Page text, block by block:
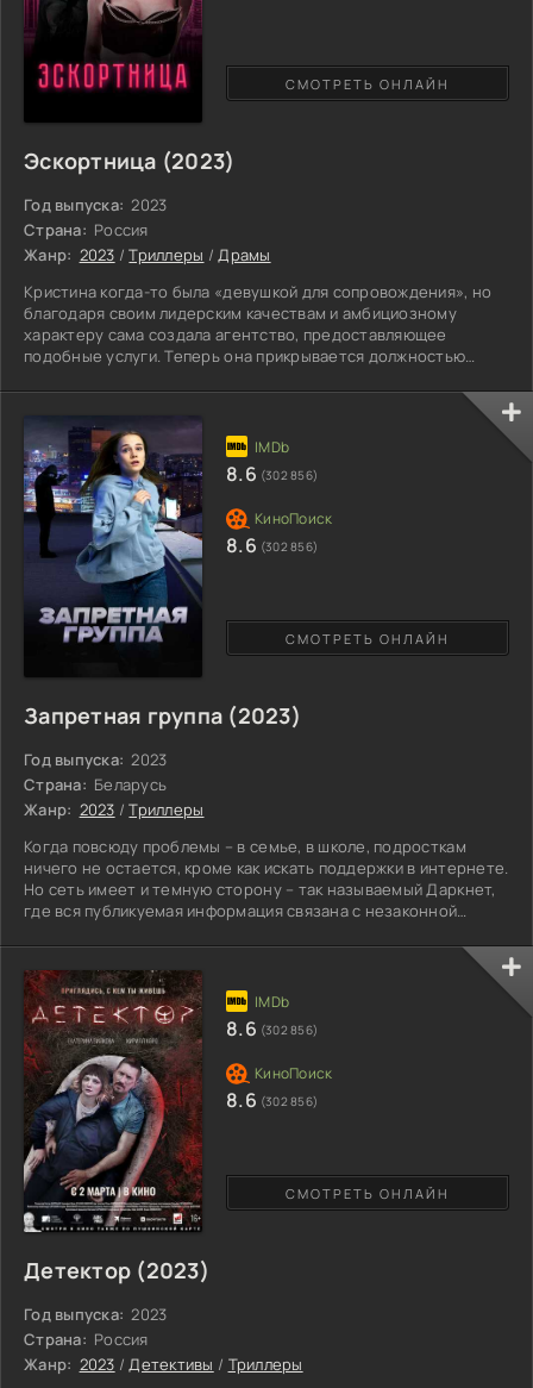
Эскортница (2023)
Год выпуска: 2023
Страна: Россия
Жанр: 2023 /Триллеры /Драмы
Кристина когда-то была «девушкой для сопровождения», но
благодаря своим лидерским качествам и амбициозному
характеру сама создала агентство, предоставляющее
подобные услуги. Теперь она прикрывается должностью
элитных девушек самым богатым и влиятельным клиентам
мира. Но Кристина – не только требовательный
руководитель, за своих подопечных она готова стоять горой.
Тем более, что бизнес весьма рискованный, и постоянных
стычек с полицией не
СМОТРЕТЬ ОНЛАЙН
Запретная группа (2023)
Год выпуска: 2023
Страна: Беларусь
Жанр: 2023 /Триллеры
Когда повсюду проблемы – в семье, в школе, подросткам
ничего не остается, кроме как искать поддержки в интернете.
Но сеть имеет и темную сторону – так называемый Даркнет,
где вся публикуемая информация связана с незаконной
группу, которую курирует незнакомец в маске белого ворона.
Он дает школьникам опасные задания, которые в итоге
должны привести к самоубийству. Юноша всего лишь хотел
привлечь внимание матери и инсценировать собственную
СМОТРЕТЬ ОНЛАЙН
8.6 (302 856)
8.6 (302 856)
Детектор (2023)
Год выпуска: 2023
Страна: Россия
Жанр: 2023 /Детективы / Триллеры
СМОТРЕТЬ ОНЛАЙН
8.6 (302 856)
8.6 (302 856)